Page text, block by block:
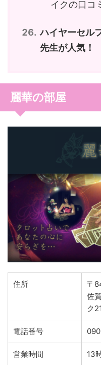
イクの口コ
ハイヤーセル
先生が人気！
麗華の部屋
住所
〒
佐
ク
電話番号
営業時間 13